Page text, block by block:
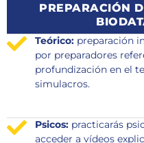
PREPARACIÓN
Teórico: preparación
por preparadores
profundización en el
simulacros.
Psicos: practicarás
acceder a vídeos